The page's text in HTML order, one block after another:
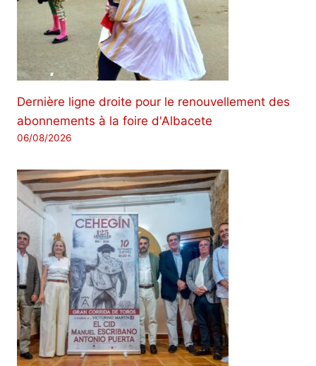
Dernière ligne droite pour le renouvellement des
abonnements à la foire d'Albacete
06/08/2026